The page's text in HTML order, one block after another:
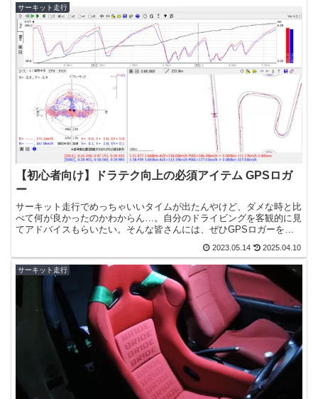
サーキット走行
【初心者向け】ドラテク向上の必須アイテム GPSロガ
ー
サーキット走行でめっちゃいいタイムが出たんやけど、ダメな時と比
べて何が良かったのかわからん…。自分のドライビングを客観的に見
てアドバイスもらいたい。そんな皆さんには、ぜひGPSロガーを導
2023.05.14 2025.04.10
サーキット走行